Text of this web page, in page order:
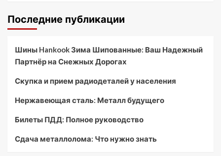
Последние публикации
Шины Hankook Зима Шипованные: Ваш Надежный
Партнёр на Снежных Дорогах
Скупка и прием радиодеталей у населения
Нержавеющая сталь: Металл будущего
Билеты ПДД: Полное руководство
Сдача металлолома: Что нужно знать